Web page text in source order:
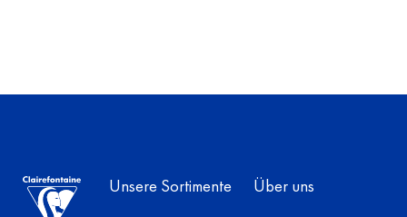
Unsere Sortimente Über uns